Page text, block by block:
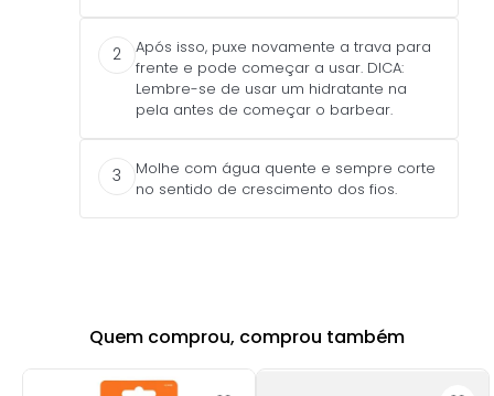
2
Após isso, puxe novamente a trava para
frente e pode começar a usar. DICA:
Lembre-se de usar um hidratante na
pela antes de começar o barbear.
3
Molhe com água quente e sempre corte
no sentido de crescimento dos fios.
Quem comprou, comprou também